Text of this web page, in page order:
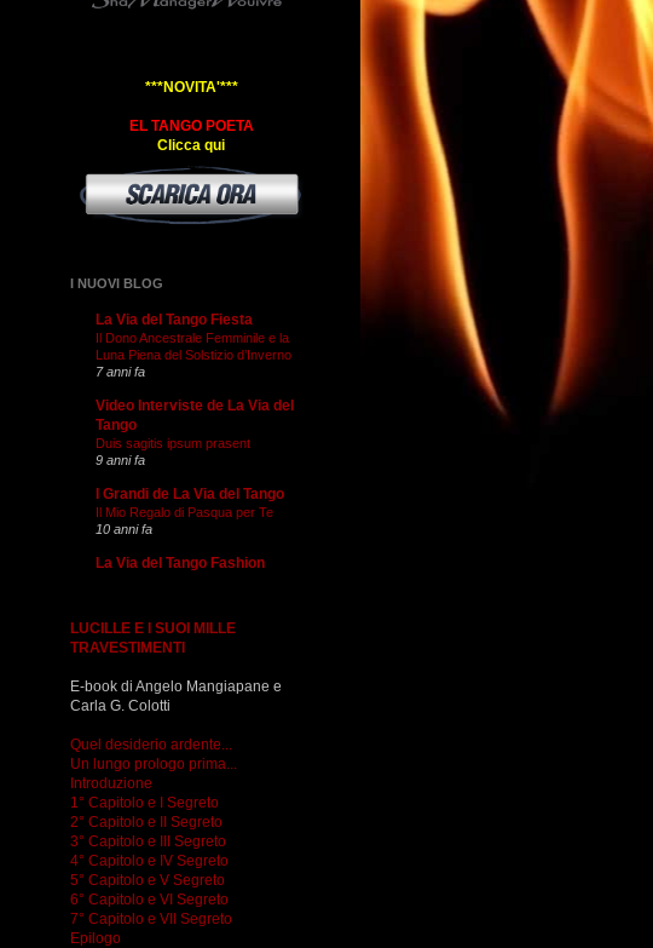
***NOVITA'***
EL TANGO POETA
Clicca qui
I NUOVI BLOG
La Via del Tango Fiesta
Il Dono Ancestrale Femminile e la
Luna Piena del Solstizio d’Inverno
7 anni fa
Video Interviste de La Via del
Tango
Duis sagitis ipsum prasent
9 anni fa
I Grandi de La Via del Tango
Il Mio Regalo di Pasqua per Te
10 anni fa
La Via del Tango Fashion
LUCILLE E I SUOI MILLE
TRAVESTIMENTI
E-book di Angelo Mangiapane e
Carla G. Colotti
Quel desiderio ardente...
Un lungo prologo prima...
Introduzione
1° Capitolo e I Segreto
2° Capitolo e II Segreto
3° Capitolo e III Segreto
4° Capitolo e IV Segreto
5° Capitolo e V Segreto
6° Capitolo e VI Segreto
7° Capitolo e VII Segreto
Epilogo